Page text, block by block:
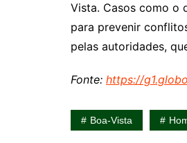
Vista. Casos como o
para prevenir
pelas autoridades,
Fonte: https://
Boa-Vista